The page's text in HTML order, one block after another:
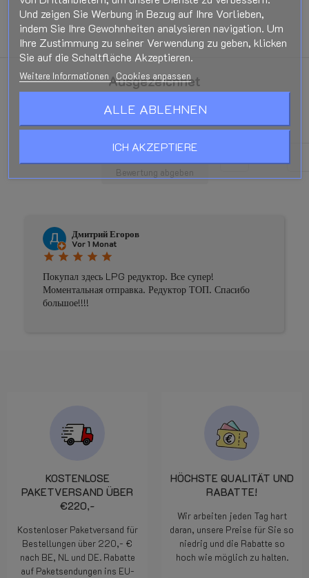
Ausgezeichnet
Bewertung abgeben
Дмитрий Егоров
Vor 1 Monat
star star star star star
Покупал здесь LPG редуктор. Все супер!
Моментальная отправка. Редуктор ТОП. Спасибо
большое!!!!
KOSTENLOSE
PAKETVERSAND ÜBER
€220,-
Kostenloser Paketversand für
Bestellungen über 220,- €
nach BE, NL und DE. Rabatte
auf Paketsendungen ins EU-
HÖCHSTE QUALITÄT UND
RABATTE!
Wir arbeiten jeden Tag hart
daran, unsere Preise für Sie so
niedrig und die Rabatte so
hoch wie möglich zu halten.
Und zeigen Sie Werbung in Bezug auf Ihre Vorlieben,
indem Sie Ihre Gewohnheiten analysieren navigation. Um
Ihre Zustimmung zu seiner Verwendung zu geben, klicken
Sie auf die Schaltfläche Akzeptieren.
Weitere Informationen Cookies anpassen
ALLE ABLEHNEN
ICH AKZEPTIERE